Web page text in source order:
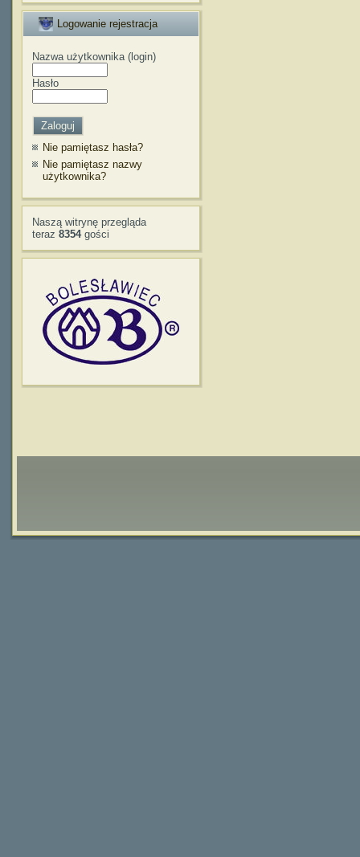
Logowanie rejestracja
Nazwa użytkownika (login)
Hasło
Nie pamiętasz hasła?
Nie pamiętasz nazwy
użytkownika?
Naszą witrynę przegląda
teraz 8354gości